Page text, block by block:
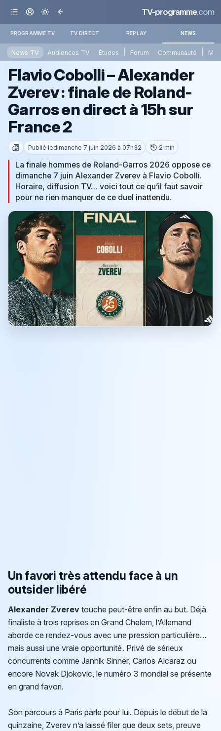
TV-programme.com
PROGRAMME TV TV DIRECT REPLAY NEWS
News TV Audiences TV Études Forum Communauté
Flavio Cobolli – Alexander
Zverev : finale de Roland-
Garros en direct à 15h sur
France 2
Publié ledimanche 7 juin 2026 à 07h32 2 min
La finale hommes de Roland-Garros 2026 oppose ce
dimanche 7 juin Alexander Zverev à Flavio Cobolli.
Horaire, diffusion TV… voici tout ce qu’il faut savoir
pour ne rien manquer de ce duel inattendu.
Un favori très attendu face à un
outsider libéré
Alexander Zverev touche peut-être enfin au but. Déjà
finaliste à trois reprises en Grand Chelem, l’Allemand
aborde ce rendez-vous avec une pression particulière…
mais aussi une vraie opportunité. Privé de sérieux
concurrents comme Jannik Sinner, Carlos Alcaraz ou
encore Novak Djokovic, le numéro 3 mondial se présente
en grand favori.
Son parcours à Paris parle pour lui. Depuis le début de la
quinzaine, Zverev n’a laissé filer que deux sets, preuve